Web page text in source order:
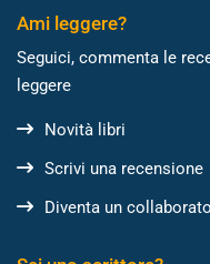
Ami leggere?
Seguici, commenta le
leggere
Novità libri
Scrivi una recensione
Diventa un